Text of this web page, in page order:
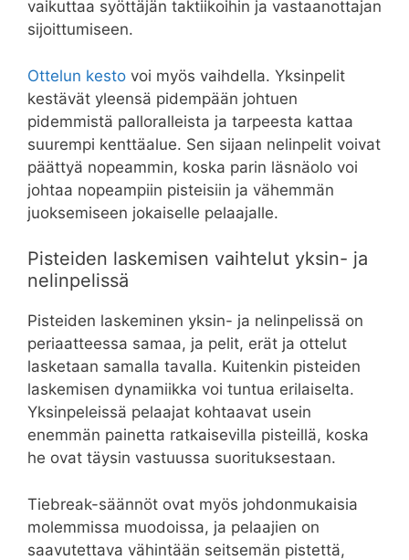
vaikuttaa syöttäjän taktiikoihin ja vastaanottajan
sijoittumiseen.
Ottelun kesto voi myös vaihdella. Yksinpelit
kestävät yleensä pidempään johtuen
pidemmistä palloralleista ja tarpeesta kattaa
suurempi kenttäalue. Sen sijaan nelinpelit voivat
päättyä nopeammin, koska parin läsnäolo voi
johtaa nopeampiin pisteisiin ja vähemmän
juoksemiseen jokaiselle pelaajalle.
Pisteiden laskemisen vaihtelut yksin- ja
nelinpelissä
Pisteiden laskeminen yksin- ja nelinpelissä on
periaatteessa samaa, ja pelit, erät ja ottelut
lasketaan samalla tavalla. Kuitenkin pisteiden
laskemisen dynamiikka voi tuntua erilaiselta.
Yksinpeleissä pelaajat kohtaavat usein
enemmän painetta ratkaisevilla pisteillä, koska
he ovat täysin vastuussa suorituksestaan.
Tiebreak-säännöt ovat myös johdonmukaisia
molemmissa muodoissa, ja pelaajien on
saavutettava vähintään seitsemän pistettä,